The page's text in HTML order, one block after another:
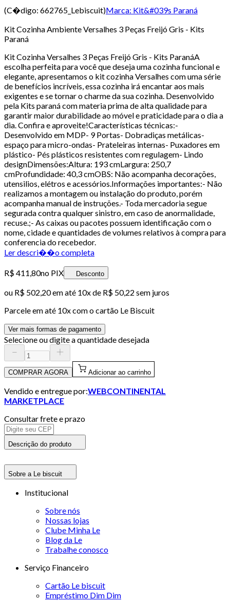
(C�digo: 662765_Lebiscuit)Marca: Kit&#039s Paraná
Kit Cozinha Ambiente Versalhes 3 Peças Freijó Gris - Kits
Paraná
Kit Cozinha Versalhes 3 Peças Freijó Gris - Kits ParanáA
escolha perfeita para você que deseja uma cozinha funcional e
elegante, apresentamos o kit cozinha Versalhes com uma série
de benefícios incríveis, essa cozinha irá encantar aos mais
exigentes e se tornar o charme da sua cozinha. Desenvolvido
pela Kits paraná com materia prima de alta qualidade para
garantir maior durabilidade ao móvel e praticidade para o dia a
dia. Confira e aproveite!Características técnicas:-
Desenvolvido em MDP- 9 Portas- Dobradiças metálicas-
espaço para micro-ondas- Prateleiras internas- Puxadores em
plástico- Pés plásticos resistentes com regulagem- Lindo
designDimensões:Altura: 193 cmLargura: 250,7
cmProfundidade: 40,3 cmOBS: Não acompanha decorações,
utensilios, elétros e acessórios.Informações importantes:- Não
realizamos a montagem ou instalação do produto, porém
acompanha manual de instruções.- Toda mercadoria segue
segurada contra qualquer sinistro, em caso de anormalidade,
recuse.;- As caixas ou pacotes possuem identificação com o
nome, cidade e quantidades de volumes relativos à compra para
conferencia do recebedor.
Ler descri��o completa
R$ 411,80no PIX Desconto
ou R$ 502,20em até 10x de R$ 50,22 sem juros
Parcele em até 10x com o cartão Le Biscuit
Ver mais formas de pagamento
Selecione ou digite a quantidade desejada
COMPRAR AGORA Adicionar ao carrinho
Vendido e entregue por:WEBCONTINENTAL
MARKETPLACE
Consultar frete e prazo
Descrição do produto
Sobre a Le biscuit
Institucional
Sobre nós
Nossas lojas
Clube Minha Le
Blog da Le
Trabalhe conosco
Serviço Financeiro
Cartão Le biscuit
Empréstimo Dim Dim